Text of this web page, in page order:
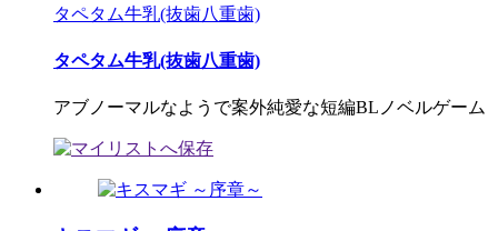
タペタム牛乳(抜歯八重歯)
タペタム牛乳(抜歯八重歯)
アブノーマルなようで案外純愛な短編BLノベルゲーム